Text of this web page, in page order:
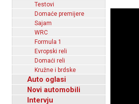
Testovi
Domaće premijere
Sajam
WRC
Formula 1
Evropski reli
Domaći reli
Kružne i brdske
Auto oglasi
Novi automobili
Intervju